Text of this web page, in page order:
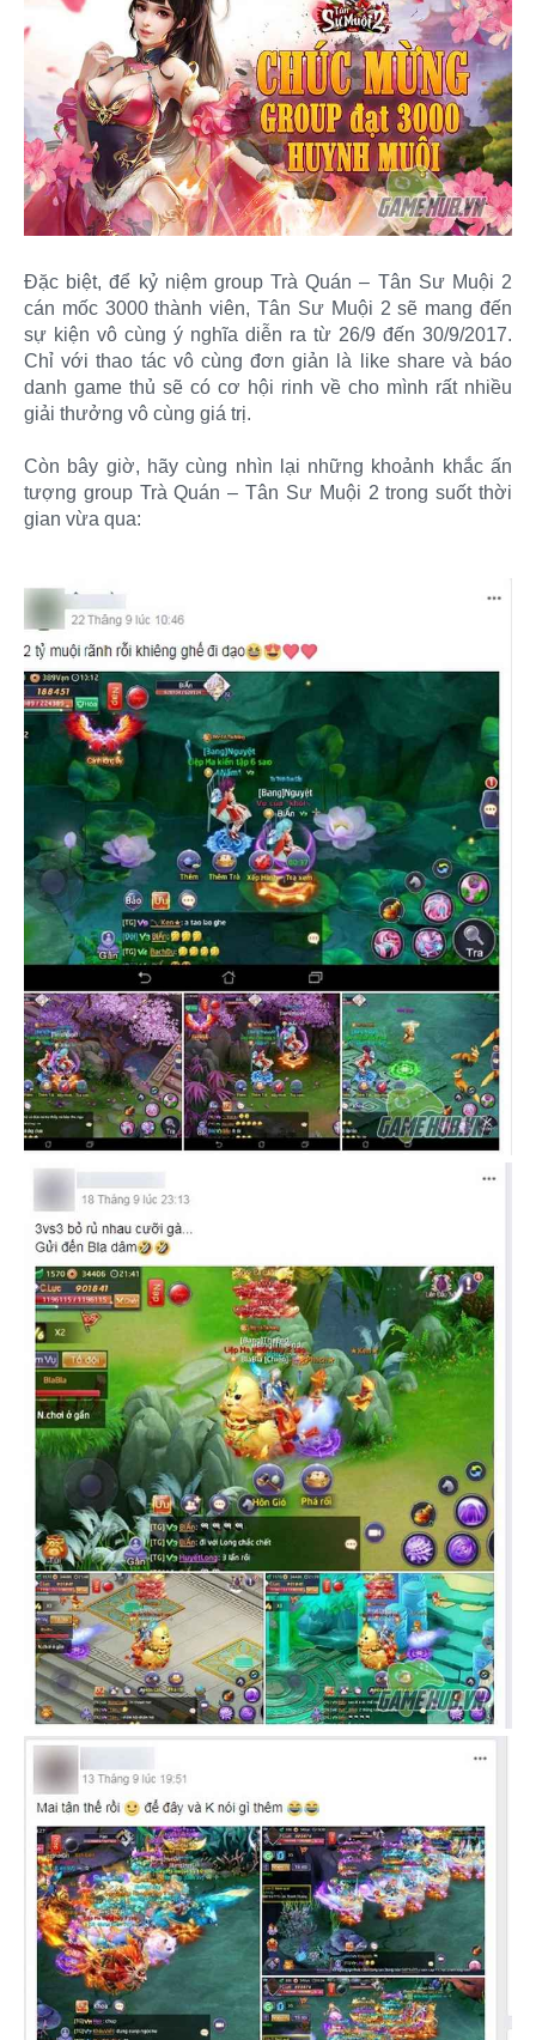
Đặc biệt, để kỷ niệm group Trà Quán – Tân Sư Muội 2
cán mốc 3000 thành viên, Tân Sư Muội 2 sẽ mang đến
sự kiện vô cùng ý nghĩa diễn ra từ 26/9 đến 30/9/2017.
Chỉ với thao tác vô cùng đơn giản là like share và báo
danh game thủ sẽ có cơ hội rinh về cho mình rất nhiều
giải thưởng vô cùng giá trị.
Còn bây giờ, hãy cùng nhìn lại những khoảnh khắc ấn
tượng group Trà Quán – Tân Sư Muội 2 trong suốt thời
gian vừa qua: